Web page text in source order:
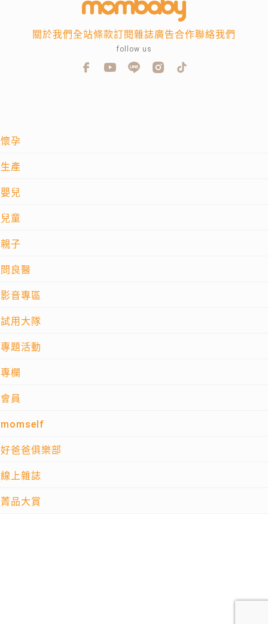
懷孕
生產
嬰兒
兒童
親子
問良醫
影音專區
試用大隊
專題活動
專欄
會員
momself
好爸爸俱樂部
線上雜誌
菁品大賞
關於我們全站條款訂閱雜誌廣告合作聯絡我們
follow us